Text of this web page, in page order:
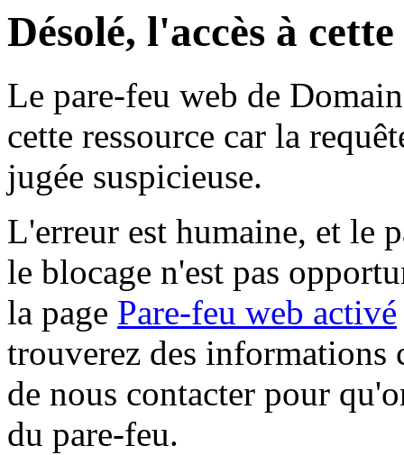
Désolé, l'accès à
Le pare-feu web de
cette ressource car la
jugée suspicieuse.
L'erreur est humaine, et le
le blocage n'est pas
la page Pare-feu web activé
trouverez des informations
de nous contacter pour
du pare-feu.